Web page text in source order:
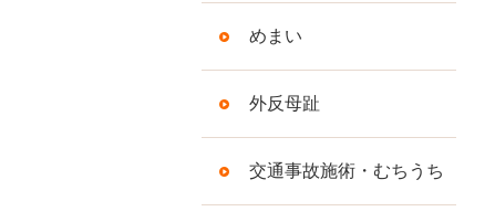
めまい
外反母趾
交通事故施術・むちうち